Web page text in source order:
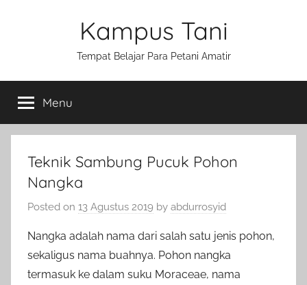
Kampus Tani
Tempat Belajar Para Petani Amatir
Menu
Teknik Sambung Pucuk Pohon
Nangka
Posted on 13 Agustus 2019 by abdurrosyid
Nangka adalah nama dari salah satu jenis pohon,
sekaligus nama buahnya. Pohon nangka
termasuk ke dalam suku Moraceae, nama